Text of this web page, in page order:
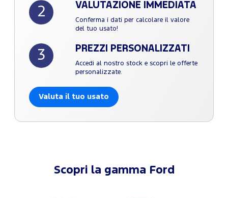
2 VALUTAZIONE IMMEDIATA
Conferma i dati per calcolare il valore
del tuo usato!
3 PREZZI PERSONALIZZATI
Accedi al nostro stock e scopri le offerte
personalizzate.
Valuta il tuo usato
Scopri la gamma Ford